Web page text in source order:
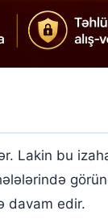
Lakin bu
davam edir.